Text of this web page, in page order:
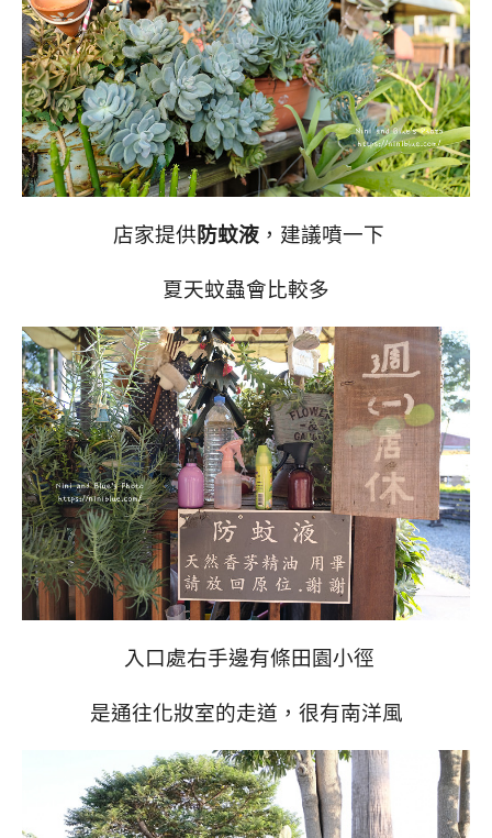
店家提供防蚊液 ，建議噴一下
夏天蚊蟲會比較多
入口處右手邊有條田園小徑
是通往化妝室的走道，很有南洋風